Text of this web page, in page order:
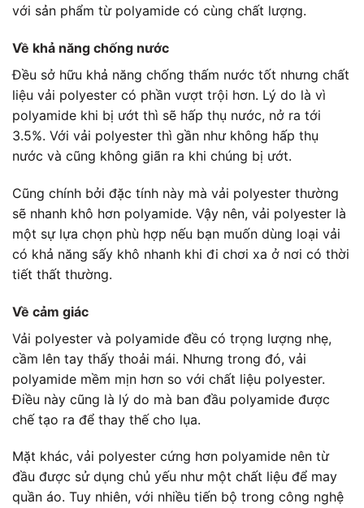
với sản phẩm từ polyamide có cùng chất lượng.
Về khả năng chống nước
Đều sở hữu khả năng chống thấm nước tốt nhưng chất
liệu vải polyester có phần vượt trội hơn. Lý do là vì
polyamide khi bị ướt thì sẽ hấp thụ nước, nở ra tới
3.5%. Với vải polyester thì gần như không hấp thụ
nước và cũng không giãn ra khi chúng bị ướt.
Cũng chính bởi đặc tính này mà vải polyester thường
sẽ nhanh khô hơn polyamide. Vậy nên, vải polyester là
một sự lựa chọn phù hợp nếu bạn muốn dùng loại vải
có khả năng sấy khô nhanh khi đi chơi xa ở nơi có thời
tiết thất thường.
Về cảm giác
Vải polyester và polyamide đều có trọng lượng nhẹ,
cầm lên tay thấy thoải mái. Nhưng trong đó, vải
polyamide mềm mịn hơn so với chất liệu polyester.
Điều này cũng là lý do mà ban đầu polyamide được
chế tạo ra để thay thế cho lụa.
Mặt khác, vải polyester cứng hơn polyamide nên từ
đầu được sử dụng chủ yếu như một chất liệu để may
quần áo. Tuy nhiên, với nhiều tiến bộ trong công nghệ